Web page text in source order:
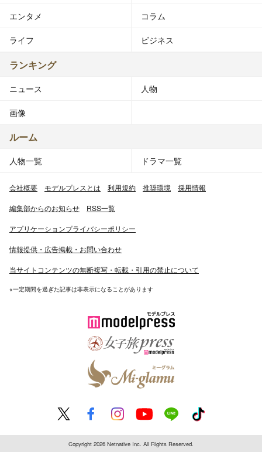
エンタメ コラム
ライフ ビジネス
ランキング
ニュース 人物
画像
ルーム
人物一覧 ドラマ一覧
会社概要 モデルプレスとは 利用規約 推奨環境 採用情報
編集部からのお知らせ RSS一覧
アプリケーションプライバシーポリシー
情報提供・広告掲載・お問い合わせ
当サイトコンテンツの無断複写・転載・引用の禁止について
※一定期間を過ぎた記事は非表示になることがあります
Copyright 2026 Netnative Inc. All Rights Reserved.